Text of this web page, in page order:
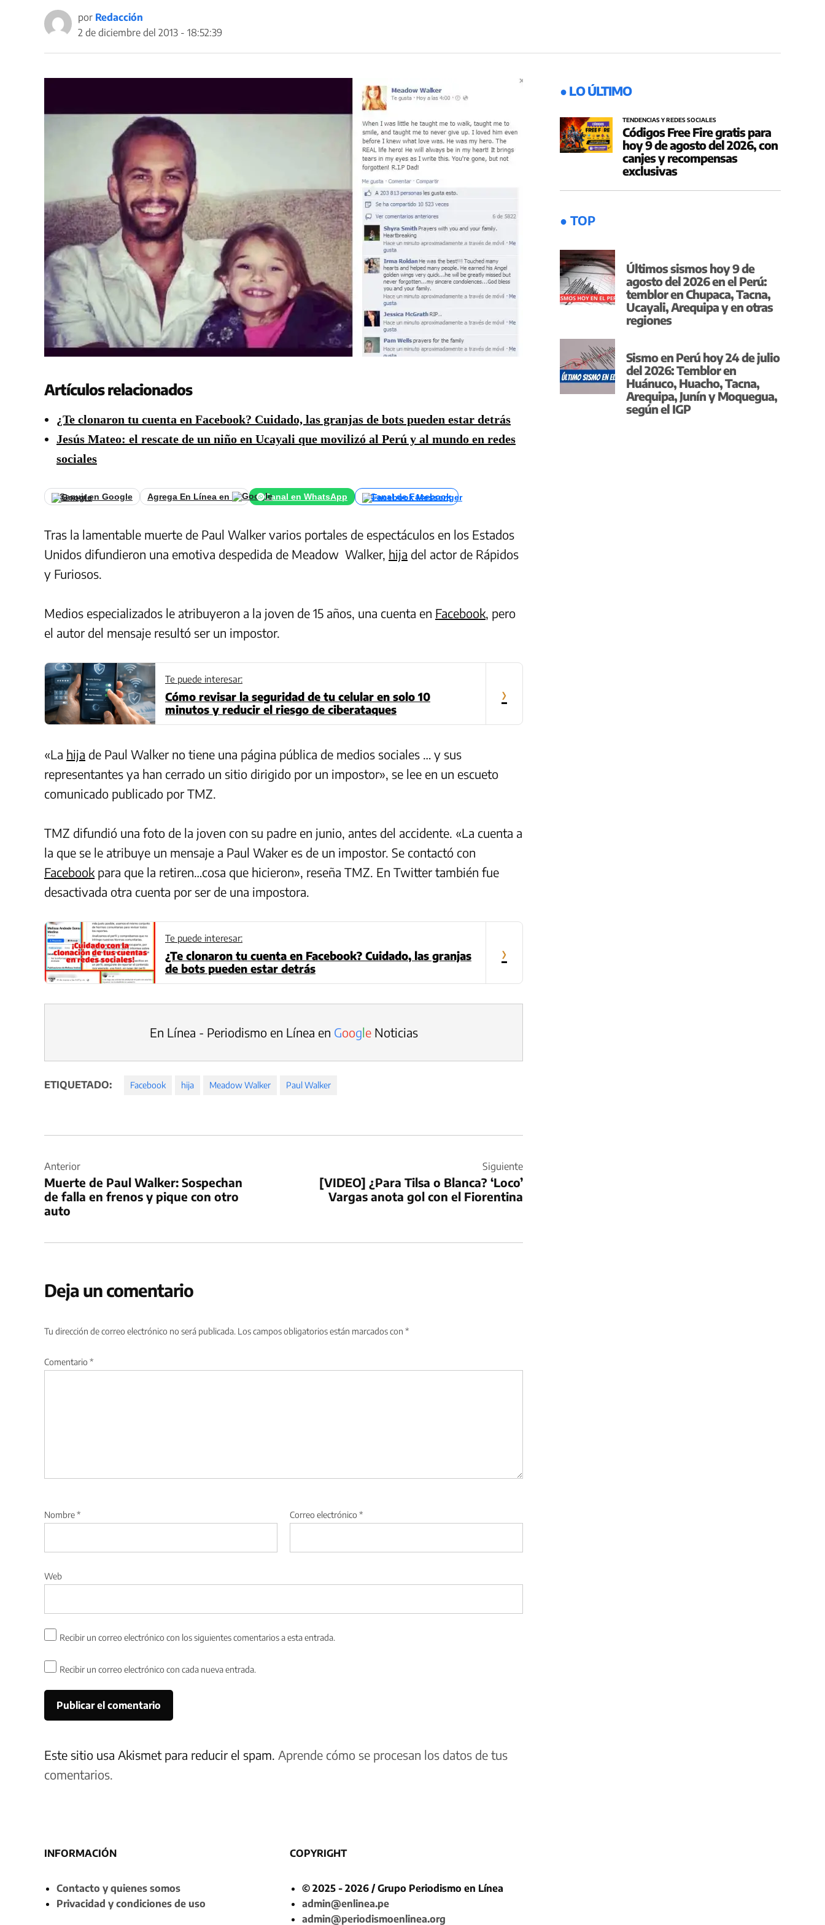
por Redacción
2 de diciembre del 2013 - 18:52:39
Artículos relacionados
¿Te clonaron tu cuenta en Facebook? Cuidado, las granjas de bots pueden estar detrás
Jesús Mateo: el rescate de un niño en Ucayali que movilizó al Perú y al mundo en redes
sociales
Seguir en Google Agrega En Línea en Canal en WhatsApp Canal de Facebook
Tras la lamentable muerte de Paul Walker varios portales de espectáculos en los Estados
Unidos difundieron una emotiva despedida de Meadow Walker, hija del actor de Rápidos
y Furiosos.
Medios especializados le atribuyeron a la joven de 15 años, una cuenta en Facebook, pero
el autor del mensaje resultó ser un impostor.
Te puede interesar:
Cómo revisar la seguridad de tu celular en solo 10
minutos y reducir el riesgo de ciberataques
›
«La hija de Paul Walker no tiene una página pública de medios sociales … y sus
representantes ya han cerrado un sitio dirigido por un impostor», se lee en un escueto
comunicado publicado por TMZ.
TMZ difundió una foto de la joven con su padre en junio, antes del accidente. «La cuenta a
la que se le atribuye un mensaje a Paul Waker es de un impostor. Se contactó con
Facebook para que la retiren…cosa que hicieron», reseña TMZ. En Twittertambién fue
desactivada otra cuenta por ser de una impostora.
Te puede interesar:
¿Te clonaron tu cuenta en Facebook? Cuidado, las granjas
de bots pueden estar detrás
›
En Línea - Periodismo en Línea en GoogleNoticias
ETIQUETADO: Facebook hija Meadow Walker Paul Walker
de
entradas
Anterior
Muerte de Paul Walker: Sospechan
de falla en frenos y pique con otro
auto
Siguiente
[VIDEO] ¿Para Tilsa o Blanca? ‘Loco’
Vargas anota gol con el Fiorentina
Deja un comentario
Tu dirección de correo electrónico no será publicada. Los campos obligatorios están marcados con *
Comentario *
Nombre* Correo electrónico *
Web
Recibir un correo electrónico con los siguientes comentarios a esta entrada.
Recibir un correo electrónico con cada nueva entrada.
Este sitio usa Akismet para reducir el spam. Aprende cómo se procesan los datos de tus
comentarios.
● LO ÚLTIMO
TENDENCIAS Y REDES SOCIALES
Códigos Free Fire gratis para
hoy 9 de agosto del 2026, con
canjes y recompensas
exclusivas
● TOP
Últimos sismos hoy 9 de
agosto del 2026 en el Perú:
temblor en Chupaca, Tacna,
Ucayali, Arequipa y en otras
regiones
Sismo en Perú hoy 24 de julio
del 2026: Temblor en
Huánuco, Huacho, Tacna,
Arequipa, Junín y Moquegua,
según el IGP
INFORMACIÓN
Contacto y quienes somos
Privacidad y condiciones de uso
COPYRIGHT
© 2025 - 2026 / Grupo Periodismo en Línea
admin@enlinea.pe
admin@periodismoenlinea.org